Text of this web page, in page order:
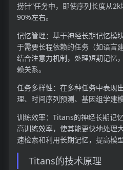
捞针”任务中，即使序列长度从
90%左右。
记忆管理：基于神经长期记忆模
于需要长程依赖的任务（如语言
结合注意力机制，处理短期记忆
赖关系。
任务多样性：在多种任务中表现
理、时间序列预测、基因组学建
训练效率：Titans的神经长期记
高训练效率，使其能更快地处理
速检索和利用长期记忆，提高模
Titans的技术原理